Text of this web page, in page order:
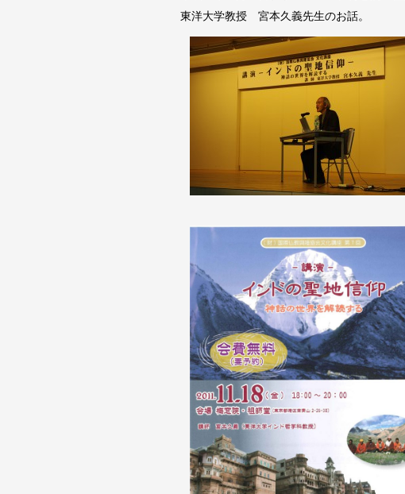
東洋大学教授 宮本久義先生のお話。